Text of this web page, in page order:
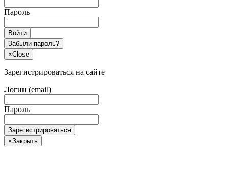
Пароль
Войти
Забыли пароль?
×Close
Зарегистрироваться на сайте
Логин (email)
Пароль
Зарегистрироваться
×Закрыть